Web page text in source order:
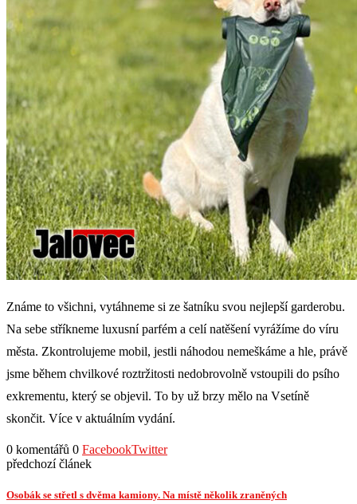
Známe to všichni, vytáhneme si ze šatníku svou nejlepší garderobu.
Na sebe stříkneme luxusní parfém a celí natěšení vyrážíme do víru
města. Zkontrolujeme mobil, jestli náhodou nemeškáme a hle, právě
jsme během chvilkové roztržitosti nedobrovolně vstoupili do psího
exkrementu, který se objevil. To by už brzy mělo na Vsetíně
skončit. Více v aktuálním vydání.
0 komentářů 0 FacebookTwitter
předchozí článek
Osobák se střetl s dvěma kamiony. Na místě několik zraněných